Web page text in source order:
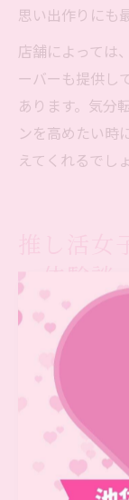
思い出作りにも
店舗によっては
ーバーも提供し
あります。気分
ンを高めたい時
えてくれるでし
ャ体験談
実際の推し活
池袋で推し活
理番号待ちの
す。例えば、
友人と見せ合
定番化してい
んで、写真映え